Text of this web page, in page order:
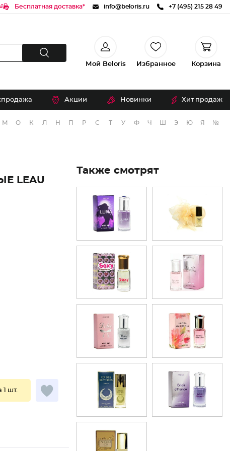
Бесплатная доставка* info@beloris.ru +7 (495) 215 28 49
Мой Beloris Избранное Корзина
Акции Новинки Хит продаж
М О К Л Н П Р С Т У Ф Ч Э Ю Я №
LEAU
1 шт.
Также смотрят